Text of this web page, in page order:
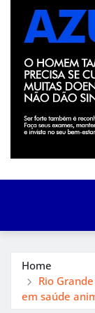
Home
Rio
em saúde